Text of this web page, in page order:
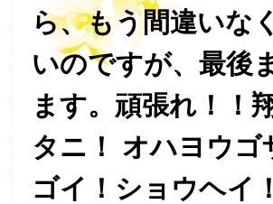
ら、もう間違いな
いのですが、最後
ます。頑張れ！！
タニ！ オハヨウ
ゴイ！ショウヘイ